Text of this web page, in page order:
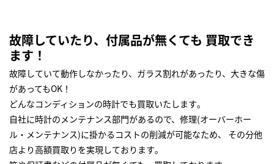
故障していたり、付属品が無くても 買取でき
ます！
故障していて動作しなかったり、ガラス割れがあったり、大きな傷
があってもOK！
どんなコンディションの時計でも買取いたします｡
自社に時計のメンテナンス部門があるので、修理(オーバーホー
ル・メンテナンス)に掛かるコストの削減が可能なため、 その分他
店より高額買取りを実現しております｡